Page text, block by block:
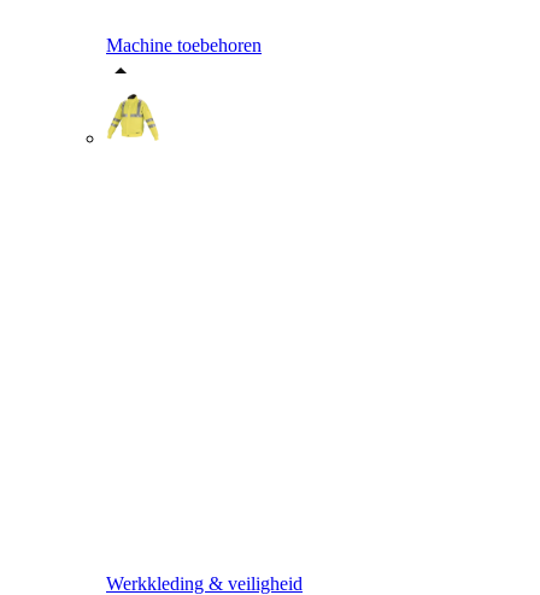
Machine toebehoren
Werkkleding & veiligheid